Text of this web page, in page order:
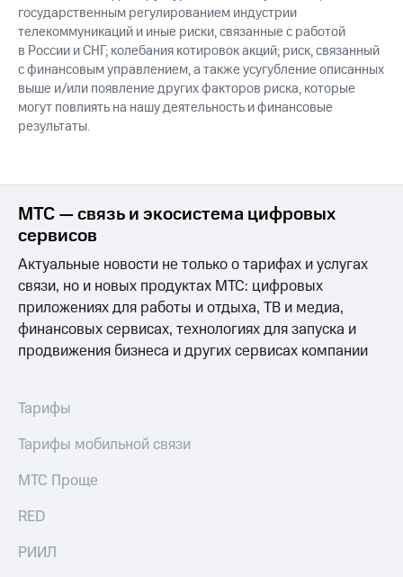
государственным регулированием индустрии
телекоммуникаций и иные риски, связанные с работой
в России и СНГ; колебания котировок акций; риск, связанный
с финансовым управлением, а также усугубление описанных
выше и/или появление других факторов риска, которые
могут повлиять на нашу деятельность и финансовые
результаты.
МТС — связь и экосистема цифровых
сервисов
Актуальные новости не только о тарифах и услугах
связи, но и новых продуктах МТС: цифровых
приложениях для работы и отдыха, ТВ и медиа,
финансовых сервисах, технологиях для запуска и
продвижения бизнеса и других сервисах компании
Тарифы
Тарифы мобильной связи
МТС Проще
RED
РИИЛ